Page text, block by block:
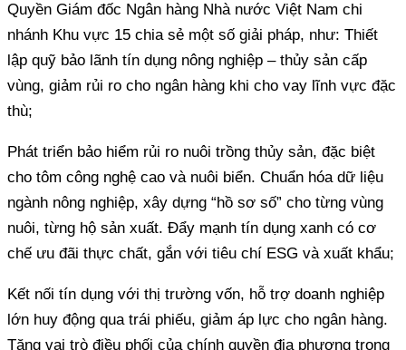
Quyền Giám đốc Ngân hàng Nhà nước Việt Nam chi
nhánh Khu vực 15 chia sẻ một số giải pháp, như: Thiết
lập quỹ bảo lãnh tín dụng nông nghiệp – thủy sản cấp
vùng, giảm rủi ro cho ngân hàng khi cho vay lĩnh vực đặc
thù;
Phát triển bảo hiểm rủi ro nuôi trồng thủy sản, đặc biệt
cho tôm công nghệ cao và nuôi biển. Chuẩn hóa dữ liệu
ngành nông nghiệp, xây dựng “hồ sơ số” cho từng vùng
nuôi, từng hộ sản xuất. Đẩy mạnh tín dụng xanh có cơ
chế ưu đãi thực chất, gắn với tiêu chí ESG và xuất khẩu;
Kết nối tín dụng với thị trường vốn, hỗ trợ doanh nghiệp
lớn huy động qua trái phiếu, giảm áp lực cho ngân hàng.
Tăng vai trò điều phối của chính quyền địa phương trong